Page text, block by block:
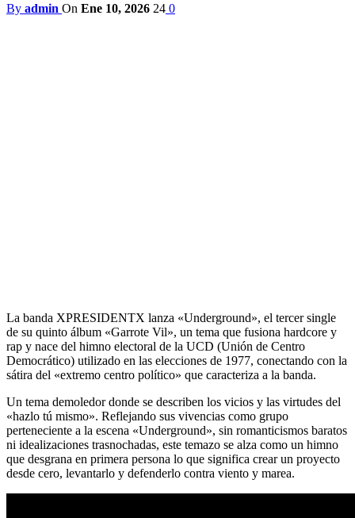
By admin On Ene 10, 2026 24 0
La banda XPRESIDENTX lanza «Underground», el tercer single
de su quinto álbum «Garrote Vil», un tema que fusiona hardcore y
rap y nace del himno electoral de la UCD (Unión de Centro
Democrático) utilizado en las elecciones de 1977, conectando con la
sátira del «extremo centro político» que caracteriza a la banda.
Un tema demoledor donde se describen los vicios y las virtudes del
«hazlo tú mismo». Reflejando sus vivencias como grupo
perteneciente a la escena «Underground», sin romanticismos baratos
ni idealizaciones trasnochadas, este temazo se alza como un himno
que desgrana en primera persona lo que significa crear un proyecto
desde cero, levantarlo y defenderlo contra viento y marea.